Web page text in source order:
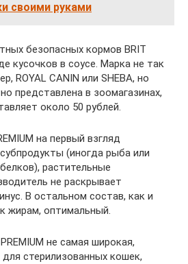
своими руками
безопасных кормов BRIT
кусочков в соусе. Марка не так
ROYAL CANIN или SHEBA, но
представлена в зоомагазинах,
около 50 рублей.
на первый взгляд
(иногда рыба или
растительные
не раскрывает
В остальном состав, как и
жирам, оптимальный.
не самая широкая,
стерилизованных кошек,